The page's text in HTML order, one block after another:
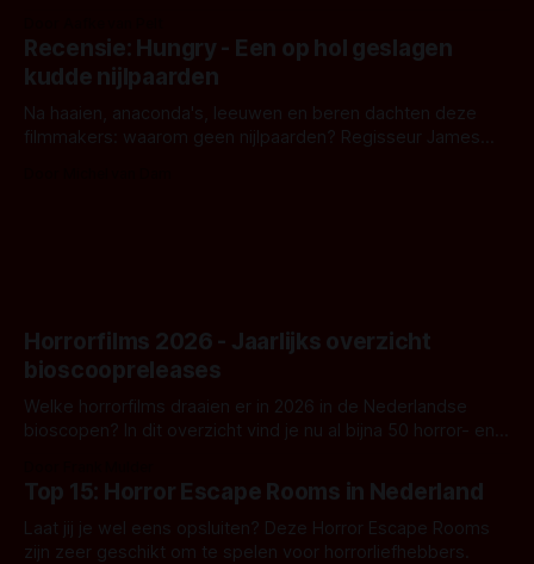
achtergrond, belooft iets kleurrijks maar onheilspellends,
iets ongrijpbaars. En dat maakt De Groen met ieder woord
waar.
Recensie: Hungry - Een op hol geslagen
kudde nijlpaarden
Na haaien, anaconda's, leeuwen en beren dachten deze
filmmakers: waarom geen nijlpaarden? Regisseur James
Horrorfilms 2026 - Jaarlijks overzicht
bioscoopreleases
Welke horrorfilms draaien er in 2026 in de Nederlandse
bioscopen? In dit overzicht vind je nu al bijna 50 horror- en
Top 15: Horror Escape Rooms in Nederland
Laat jij je wel eens opsluiten? Deze Horror Escape Rooms
zijn zeer geschikt om te spelen voor horrorliefhebbers.